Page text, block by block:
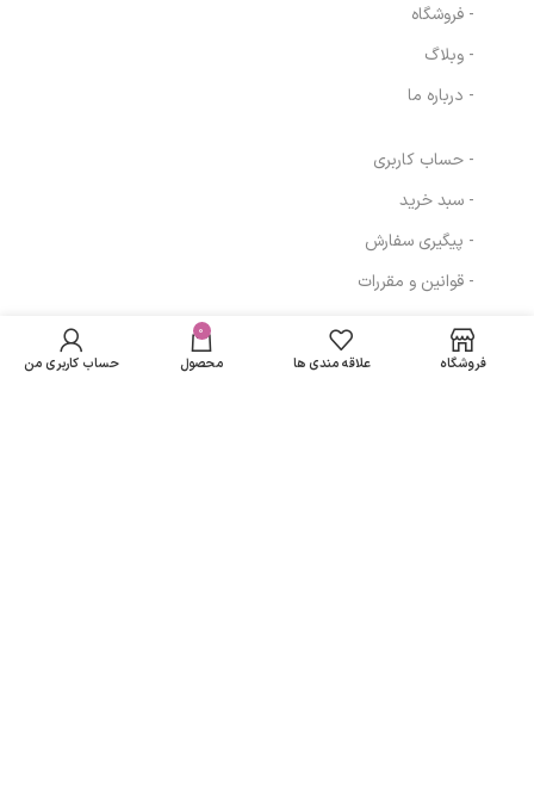
- فروشگاه
- وبلاگ
- درباره ما
- حساب کاربری
- سبد خرید
- پیگیری سفارش
- قوانین و مقررات
مسیرهای ارتباطی
کودکان هیدرودرم
مدل Safe And
تومان
باشد فروشگاه علاقه مندی ها
0
محصول حساب کاربری من